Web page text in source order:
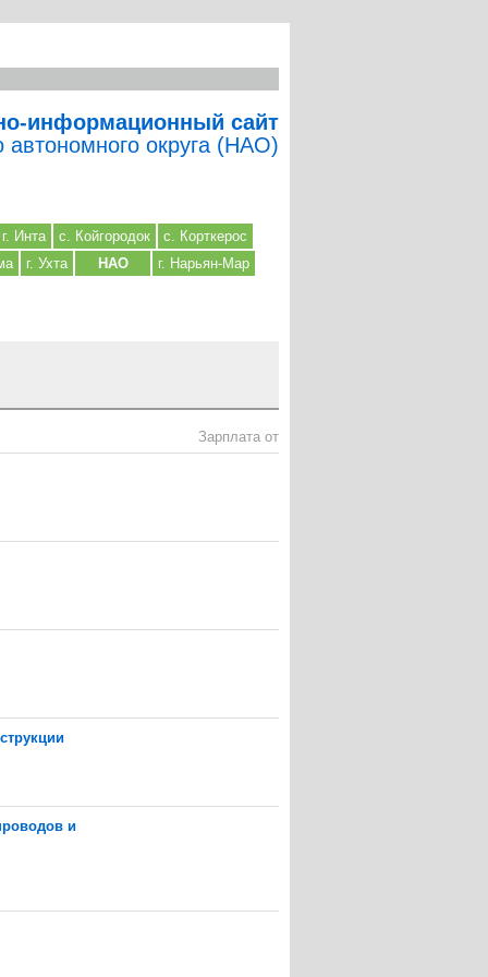
информационный сайт
автономного округа (НАО)
г. Инта с. Койгородок
с. Корткерос
г. Ухта НАО г. Нарьян-Мар
Зарплата от
и